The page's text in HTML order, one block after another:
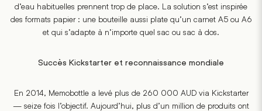
d’eau habituelles prennent trop de place. La solution s’est inspirée
des formats papier : une bouteille aussi plate qu’un carnet A5 ou A6
et qui s’adapte à n’importe quel sac ou sac à dos.
Succès Kickstarter et reconnaissance mondiale
En 2014, Memobottle a levé plus de 260 000 AUD via Kickstarter
— seize fois l’objectif. Aujourd’hui, plus d’un million de produits ont